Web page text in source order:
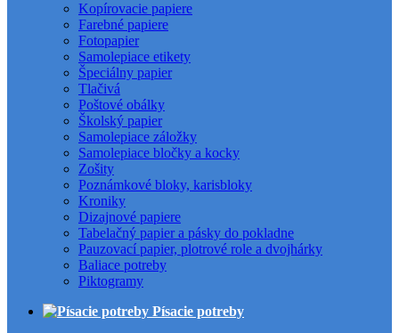
Kopírovacie papiere
Farebné papiere
Fotopapier
Samolepiace etikety
Špeciálny papier
Tlačivá
Poštové obálky
Školský papier
Samolepiace záložky
Samolepiace bločky a kocky
Zošity
Poznámkové bloky, karisbloky
Kroniky
Dizajnové papiere
Tabelačný papier a pásky do pokladne
Pauzovací papier, plotrové role a dvojhárky
Baliace potreby
Piktogramy
Písacie potreby